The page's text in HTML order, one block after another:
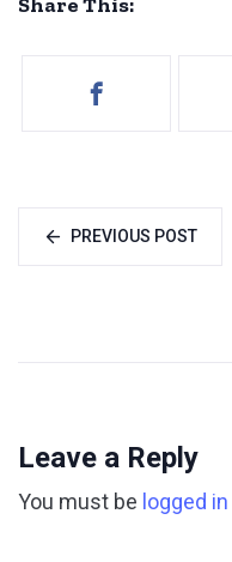
PREVIOUS POST
Leave a Reply
You must be logged in